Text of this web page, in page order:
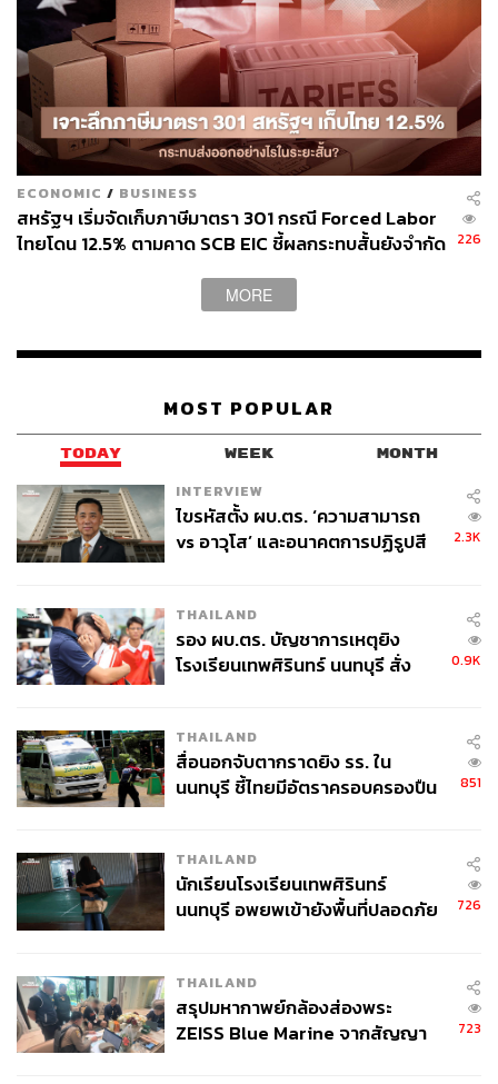
ตามฤดูกาลสูงกว่าคาด ปัจจัยกระตุ้นราคาหุ้นจาก SSS ที่
เติบโตอย่างแข็งแกร่ง รวมถึงต้นทุนค่าไฟฟ้าและต้นทุน
ทางการเงินที่ลดลงจะช่วยสนับสนุนให้ราคาหุ้นปรับตัวขึ้น
โดยกลยุทธ์การลงทุนให้เรตติ้ง Outperform สำหรับ CPALL
ด้วยราคาเป้าหมายสิ้นปี 2566 อ้างอิงวิธี DCF ที่ 78 บาทต่อ
หุ้น
ส่วนปัจจัยเสี่ยงสำคัญที่ต้องติดตามคือ การเปลี่ยนแปลงใน
ด้านกำลังซื้อและต้นทุนที่สูงขึ้นจากแรงกดดันเงินเฟ้อ และ
อัตราดอกเบี้ยที่สูงขึ้น
ข่าวที่เกี่ยวข้อง:
เจ้าสัวธนินท์ ฟันธง เศรษฐกิจไทยปีหน้าดีกว่าปีนี้แน่นอ
น! แต่มาก-น้อยขึ้นอยู่กับรัฐบาล
ลิซ่า BLACKPINK ไม่ได้เป็นพรีเซนเตอร์แค่ TrueID แต่
เป็นการดีลระดับเครือ CP ที่เตรียมปรากฏตัวในอีกหลา
ยแบรนด์
สามารถติดตาม THE STANDARD WEALTH
TAGS: Market Focus
InnovestX Research
การลงทุน
บริษัท ซีพี ออลล์ จำกัด (มหาชน)
ตลาดหุ้นไทย
หุ้นไทย
ECONOMIC / BUSINESS
สหรัฐฯ เริ่มจัดเก็บภาษีมาตรา 301 กรณี Forced Labor
ไทยโดน 12.5% ตามคาด SCB EIC ชี้ผลกระทบสั้นยังจำกัด
226
MORE
MOST POPULAR
TODAY WEEK MONTH
INTERVIEW
ไขรหัสตั้ง ผบ.ตร. ‘ความสามารถ
vs อาวุโส’ และอนาคตการปฏิรูปสี
2.3K
THAILAND
รอง ผบ.ตร. บัญชาการเหตุยิง
โรงเรียนเทพศิรินทร์ นนทบุรี สั่ง
0.9K
THAILAND
สื่อนอกจับตากราดยิง รร. ใน
นนทบุรี ชี้ไทยมีอัตราครอบครองปืน
851
THAILAND
นักเรียนโรงเรียนเทพศิรินทร์
นนทบุรี อพยพเข้ายังพื้นที่ปลอดภัย
726
THAILAND
สรุปมหากาพย์กล้องส่องพระ
ZEISS Blue Marine จากสัญญา
723